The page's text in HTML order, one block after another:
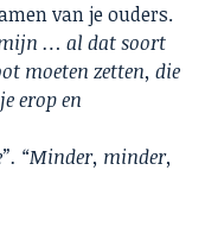
van je ouders.
… al dat soort
moeten zetten, die
erop en
“Minder, minder,